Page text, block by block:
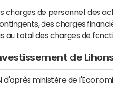
charges de personnel, des
des charges
au total des charges de
de Lihons
d'après ministère de